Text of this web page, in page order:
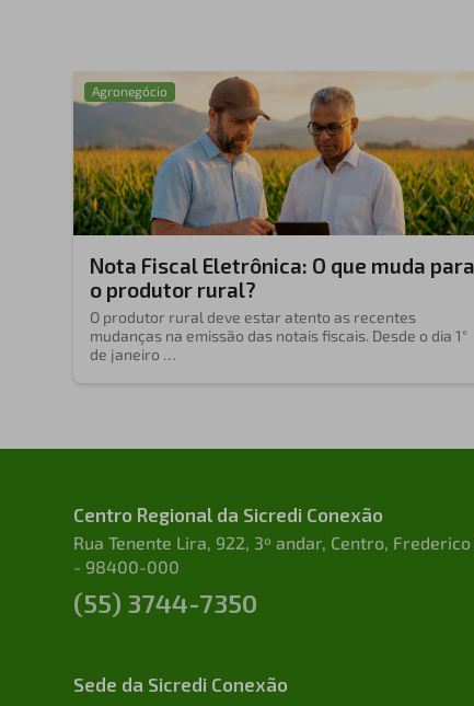
Agronegócio
Nota Fiscal Eletrônica: O que muda para
o produtor rural?
O produtor rural deve estar atento as recentes
mudanças na emissão das notais fiscais. Desde o dia 1°
de janeiro …
Centro Regional da Sicredi Conexão
Rua Tenente Lira, 922, 3º andar, Centro,
- 98400-000
(55) 3744-7350
Sede da Sicredi Conexão